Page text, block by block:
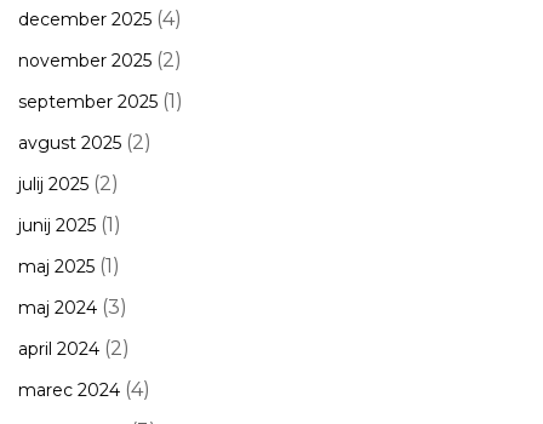
december 2025 (4)
november 2025 (2)
september 2025 (1)
avgust 2025 (2)
julij 2025 (2)
junij 2025 (1)
maj 2025 (1)
maj 2024 (3)
april 2024 (2)
marec 2024 (4)